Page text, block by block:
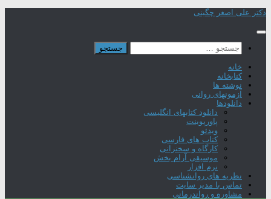
Skip
content
دکتر علی اصغر چگینی
جستجو
برای:
خانه
کتابخانه
نوشته ها
آزمونهای روانی
دانلودها
دانلود کتابهای انگلیسی
پاورپوینت
ویدئو
کتاب های فارسی
کارگاه و سخنرانی
موسیقی آرام بخش
نرم افزار
نظریه های روانشناسی
تماس با مدیر سایت
مشاوره و رواندرمانی